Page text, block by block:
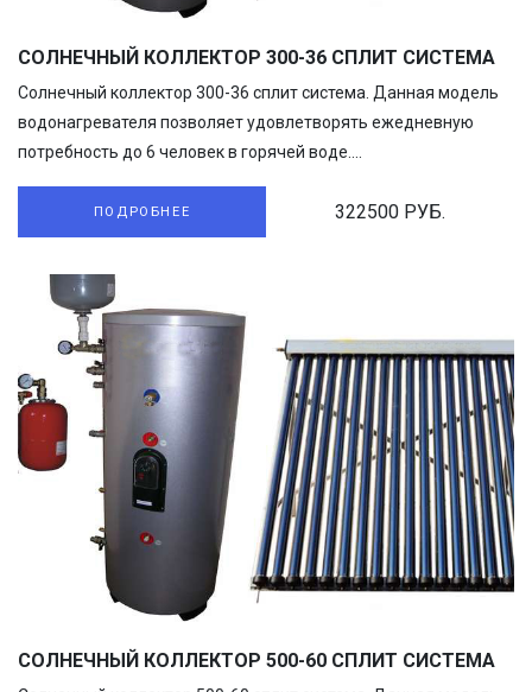
СОЛНЕЧНЫЙ КОЛЛЕКТОР 300-36 СПЛИТ СИСТЕМА
Солнечный коллектор 300-36 сплит система. Данная модель
водонагревателя позволяет удовлетворять ежедневную
потребность до 6 человек в горячей воде....
ПОДРОБНЕЕ 322500 РУБ.
СОЛНЕЧНЫЙ КОЛЛЕКТОР 500-60 СПЛИТ СИСТЕМА